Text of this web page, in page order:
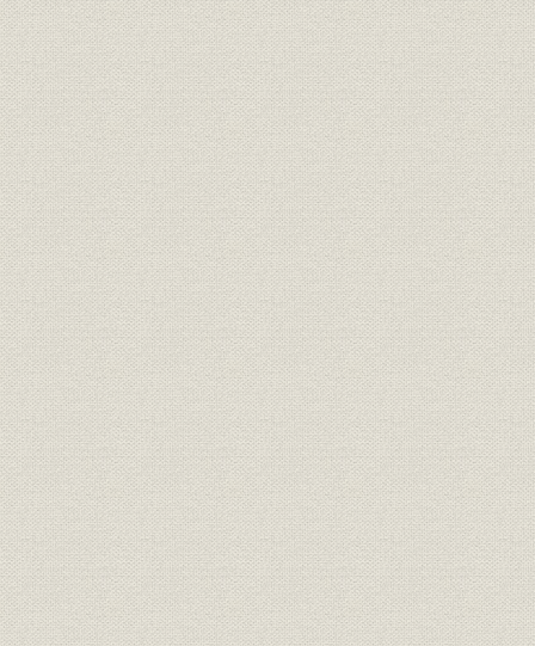
第一章
第二章
第三章
第四章
第五章
第六章
第七章
第八章
第九章